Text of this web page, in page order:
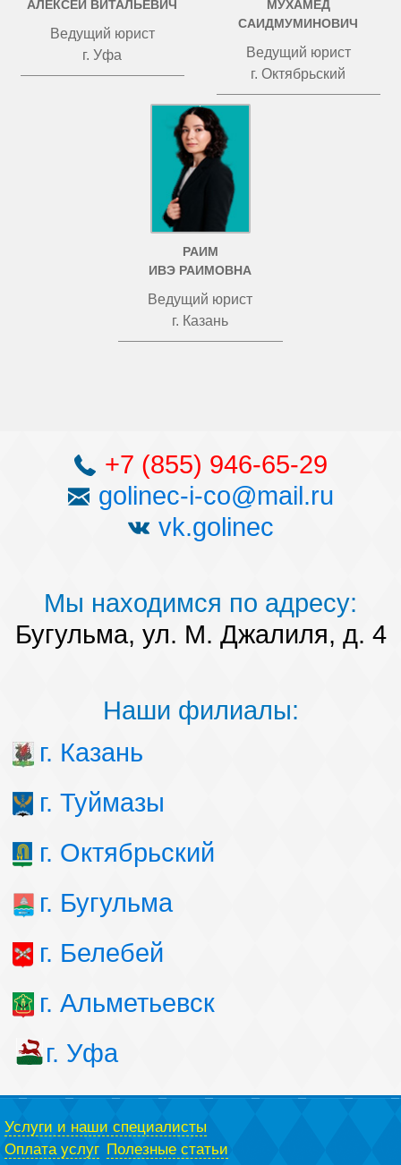
АЛЕКСЕЙ ВИТАЛЬЕВИЧ
Ведущий юрист
г. Уфа
МУХАМЕД
САИДМУМИНОВИЧ
Ведущий юрист
г. Октябрьский
РАИМ
ИВЭ РАИМОВНА
Ведущий юрист
г. Казань
+7 (855) 946-65-29
golinec-i-co@mail.ru
vk.golinec
Мы находимся по адресу:
Бугульма, ул. М. Джалиля, д. 4
Наши филиалы:
г. Казань
г. Туймазы
г. Октябрьский
г. Бугульма
г. Белебей
г. Альметьевск
г. Уфа
Услуги и наши специалисты
Оплата услуг Полезные статьи